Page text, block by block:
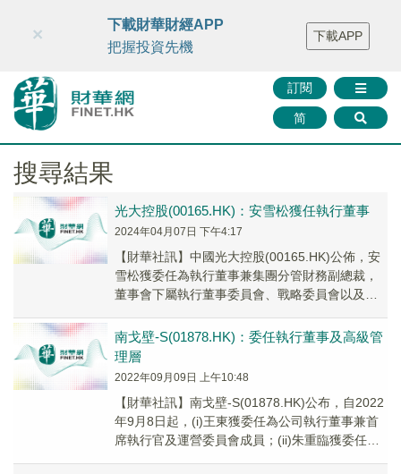
財華智庫網 FINTV FINMETA 財華證券 媒體矩陣
智庫沙龍
聯絡我們
訂閱
简
×
下載財華財經APP
把握投資先機
下載APP
搜尋結果
光大控股(00165.HK)：安雪松獲任執行董事
2024年04月07日 下午4:17
【財華社訊】中國光大控股(00165.HK)公佈，安
雪松獲委任為執行董事兼集團分管財務副總裁，
董事會下屬執行董事委員會、戰略委員會以及環
生效。
南戈壁-S(01878.HK)：委任執行董事及高級管
理層
2022年09月09日 上午10:48
【財華社訊】南戈壁-S(01878.HK)公布，自2022
年9月8日起，(i)王東獲委任為公司執行董事兼首
席執行官及運營委員會成員；(ii)朱重臨獲委任為